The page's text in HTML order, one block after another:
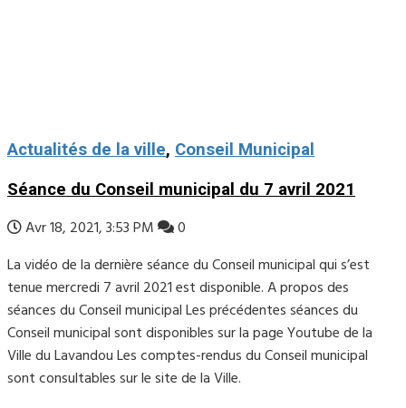
Actualités de la ville, Conseil Municipal
Séance du Conseil municipal du 7 avril 2021
Avr 18, 2021, 3:53 PM
0
La vidéo de la dernière séance du Conseil municipal qui s’est
tenue mercredi 7 avril 2021 est disponible. A propos des
séances du Conseil municipal Les précédentes séances du
Conseil municipal sont disponibles sur la page Youtube de la
Ville du Lavandou Les comptes-rendus du Conseil municipal
sont consultables sur le site de la Ville.